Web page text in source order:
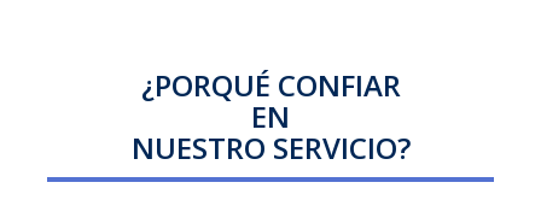
¿PORQUÉ CONFIAR
EN
NUESTRO SERVICIO?